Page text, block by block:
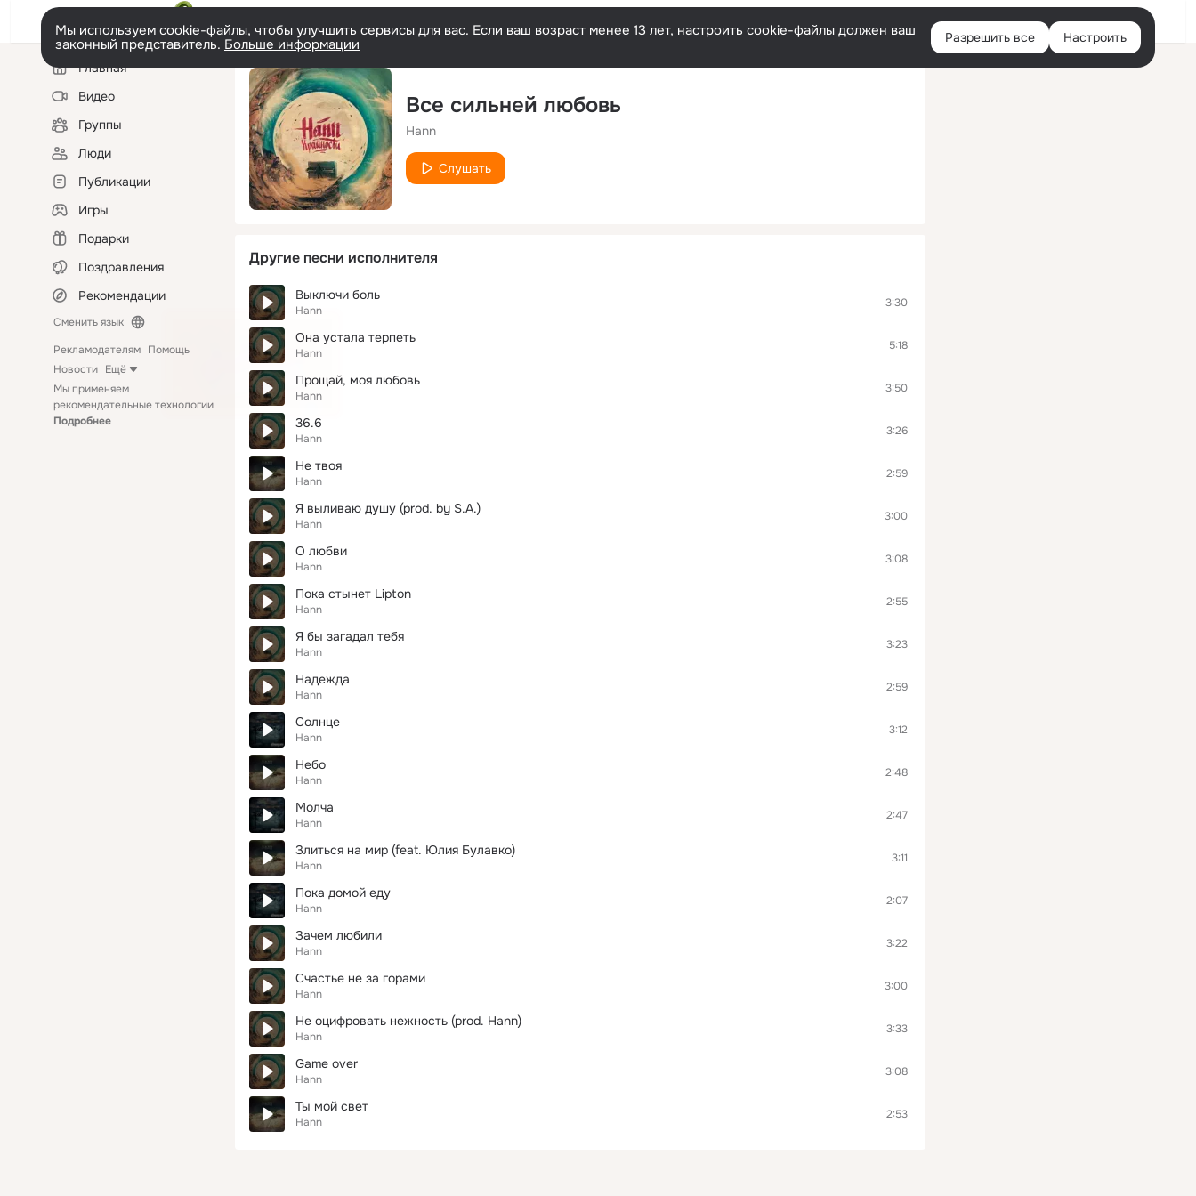
Войти
Мы используем cookie-файлы, чтобы улучшить сервисы для вас. Если ваш возраст менее 13 лет, настроить cookie-файлы должен ваш
законный представитель. Больше информации Разрешить все Настроить
Левая
колонкаГлавная
Видео
Группы
Люди
Публикации
Игры
Подарки
Поздравления
Рекомендации
Сменить язык
Рекламодателям Помощь
Новости Ещё
Мы применяем
рекомендательные технологии
Подробнее
Все сильней любовь
Hann
Слушать
Другие песни исполнителя
Выключи боль
Hann
3:30
Она устала терпеть
Hann
5:18
Прощай, моя любовь
Hann
3:50
36.6
Hann
3:26
Не твоя
Hann
2:59
Я выливаю душу (prod. by S.A.)
Hann
3:00
О любви
Hann
3:08
Пока стынет Lipton
Hann
2:55
Я бы загадал тебя
Hann
3:23
Надежда
Hann
2:59
Солнце
Hann
3:12
Небо
Hann
2:48
Молча
Hann
2:47
Злиться на мир (feat. Юлия Булавко)
Hann
3:11
Пока домой еду
Hann
2:07
Зачем любили
Hann
3:22
Счастье не за горами
Hann
3:00
Не оцифровать нежность (prod. Hann)
Hann
3:33
Game over
Hann
3:08
Ты мой свет
Hann
2:53